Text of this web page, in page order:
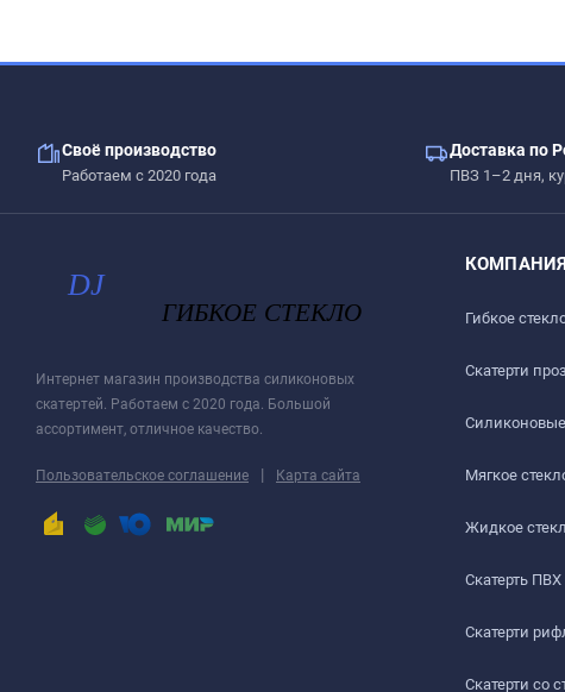
Шаг 2
Дайте высохнуть – запах выветривается максимум
Уложите пленку заворачивающимися краями вниз.
При укладке на стеклянную, глянцевую или
необходимо использовать технологию из видео ниже.
ПЛЕНКА БОЛЬШЕ, ЧЕМ НУЖНО?
Пленка отрезается с техническим запасом, так как в
Своё производство
Работаем с 2020 года
Доставка по
ПВЗ 1–2 дня,
Интернет магазин производства силиконовых
скатертей. Работаем с 2020 года. Большой
ассортимент, отличное качество.
Пользовательское соглашение | Карта сайта
КОМПАНИЯ
Гибкое
Скатерти
Силиконовые
Мягкое
Жидкое
Скатерть ПВХ
Скатерти
Скатерти со